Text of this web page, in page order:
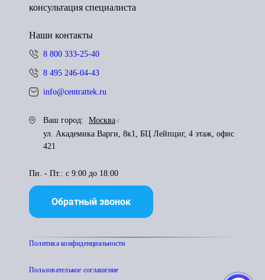
консультация специалиста
Наши контакты
8 800 333-25-40
8 495 246-04-43
info@centrattek.ru
Ваш город:
Москва
ул. Академика Варги, 8к1, БЦ Лейпциг, 4 этаж, офис
421
Пн. - Пт.: с 9:00 до 18:00
Обратный звонок
Политика конфиденциальности
Пользователькое соглашение